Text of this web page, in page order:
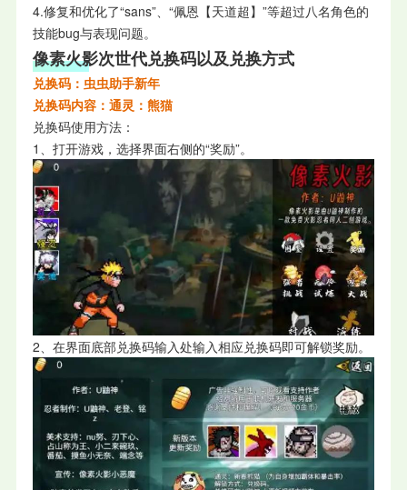
4.修复和优化了“sans”、“佩恩【天道超】”等超过八名角色的
技能bug与表现问题。
像素火影次世代兑换码以及兑换方式
兑换码：虫虫助手新年
兑换码内容：通灵：熊猫
兑换码使用方法：
1、打开游戏，选择界面右侧的“奖励”。
2、在界面底部兑换码输入处输入相应兑换码即可解锁奖励。